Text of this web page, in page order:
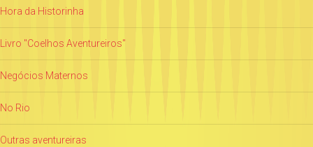
Hora da Historinha
Livro "Coelhos Aventureiros"
Negócios Maternos
No Rio
Outras aventureiras